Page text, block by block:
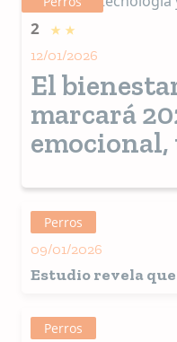
2
12/01/2026
El
marcará
Perros
09/01/2026
Estudio revela que
nutrición completa
Perros